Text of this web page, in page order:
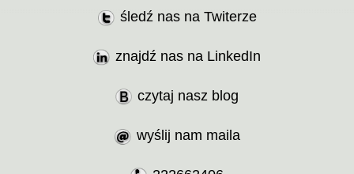
śledź nas na Twiterze
znajdź nas na LinkedIn
czytaj nasz blog
wyślij nam maila